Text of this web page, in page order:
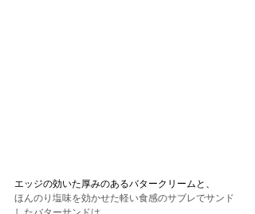
エッジの効いた厚みのあるバタークリームと、
ほんのり塩味を効かせた軽い食感のサブレでサンド